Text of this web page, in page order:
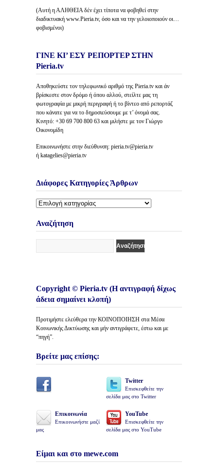
(Αυτή η ΑΛΗΘΕΙΑ δέν έχει τίποτα να φοβηθεί στην
διαδικτυακή www.Pieria.tv, όσο και να την γελοιοποιούν οι…
φοβισμένοι)
ΓΙΝΕ ΚΙ’ ΕΣΥ ΡΕΠΟΡΤΕΡ ΣΤΗΝ
Pieria.tv
Αποθηκεύστε τον τηλεφωνικό αριθμό της Pieria.tv και άν
βρίσκεστε στον δρόμο ή όπου αλλού, στείλτε μας τη
φωτογραφία με μικρή περιγραφή ή το βίντεο από ρεπορτάζ
που κάνατε για να το δημοσιεύσουμε με τ’ όνομά σας.
Κινητό: +30 69 700 800 63 και μιλήστε με τον Γιώργο
Οικονομίδη
Επικοινωνήστε στην διεύθυνση: pieria.tv@pieria.tv
ή katagelies@pieria.tv
Διάφορες Κατηγορίες Άρθρων
Διάφορες
Άρθρων
Αναζήτηση
Copyright © Pieria.tv (Η αντιγραφή δίχως
άδεια σημαίνει κλοπή)
Προτιμήστε ελεύθερα την ΚΟΙΝΟΠΟΙΗΣΗ στα Μέσα
Κοινωνικής Δικτύωσης και μήν αντιγράφετε, έστω και με
“πηγή”.
Βρείτε μας επίσης:
Twitter
Επισκεφθείτε την
σελίδα μας στο Twitter
Επικοινωνία
Επικοινωνήστε μαζί
μας
YouTube
Επισκεφθείτε την
σελίδα μας στο YouTube
Είμαι και στο mewe.com